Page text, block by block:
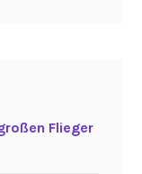
Flieger